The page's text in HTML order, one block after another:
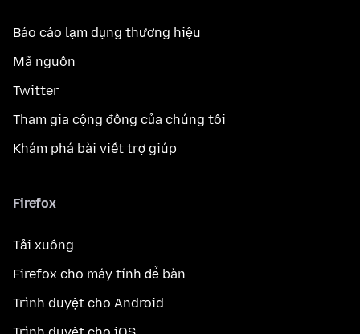
Báo cáo lạm dụng thương hiệu
Mã nguồn
Twitter
Tham gia cộng đồng của chúng tôi
Khám phá bài viết trợ giúp
Firefox
Tải xuống
Firefox cho máy tính để bàn
Trình duyệt cho Android